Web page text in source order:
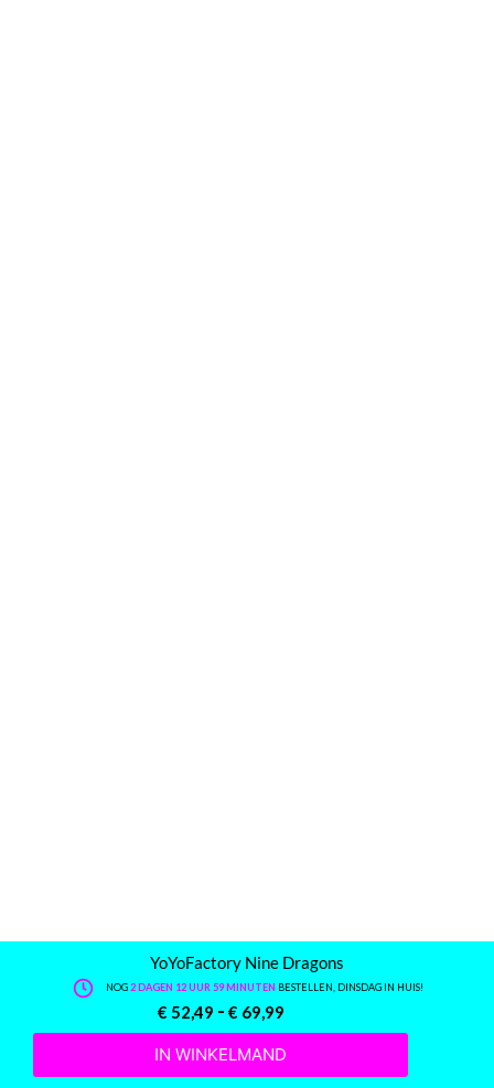
YoYoFactory Nine Dragons
NOG2 DAGEN 12 UUR 59 MINUTEN BESTELLEN, DINSDAG IN HUIS!
€ 52,49 - € 69,99
IN WINKELMAND